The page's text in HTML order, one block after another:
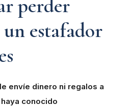
perder
estafador
envíe dinero ni regalos a
conocido